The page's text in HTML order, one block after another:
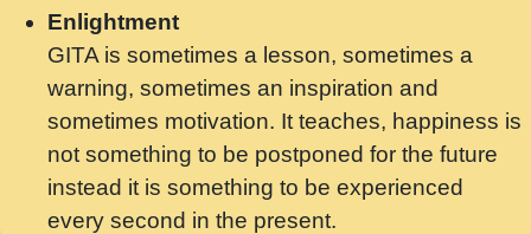
Maharaj.mp3
यह हसरत तलब ह नकज कमर Yahi Hasraten
Talab Hai Bhav Pravah #bhajan.mp3
लडल ज बल ल क ज न लग Sadhvi Purnima Ji
7.9.2021 जवल नगर दलल #बसर.mp3
सख भ मझ पयर ह दख भ मझ पयर ह!छड म कस दत
Enlightment
GITA is sometimes a lesson, sometimes a
warning, sometimes an inspiration and
sometimes motivation. It teaches, happiness is
not something to be postponed for the future
instead it is something to be experienced
every second in the present.